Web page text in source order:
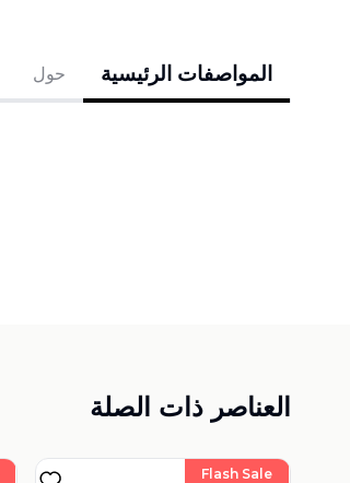
المواصفات الرئيسية حول
العناصر ذات الصلة
Flash Sale